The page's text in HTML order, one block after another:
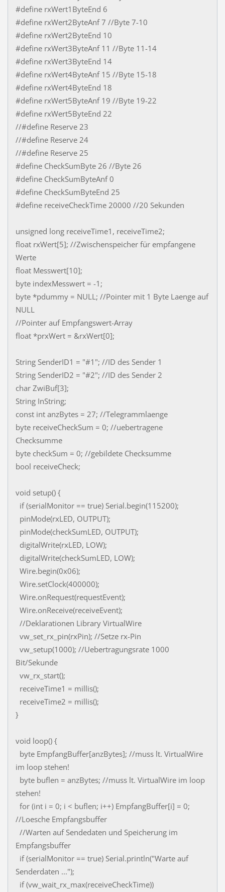
#define rxWert1ByteEnd 6
#define rxWert2ByteAnf 7 //Byte 7-10
#define rxWert2ByteEnd 10
#define rxWert3ByteAnf 11 //Byte 11-14
#define rxWert3ByteEnd 14
#define rxWert4ByteAnf 15 //Byte 15-18
#define rxWert4ByteEnd 18
#define rxWert5ByteAnf 19 //Byte 19-22
#define rxWert5ByteEnd 22
//#define Reserve 23
//#define Reserve 24
//#define Reserve 25
#define CheckSumByte 26 //Byte 26
#define CheckSumByteAnf 0
#define CheckSumByteEnd 25
#define receiveCheckTime 20000 //20 Sekunden
unsigned long receiveTime1, receiveTime2;
float rxWert[5]; //Zwischenspeicher für empfangene
Werte
float Messwert[10];
byte indexMesswert = -1;
byte *pdummy = NULL; //Pointer mit 1 Byte Laenge auf
NULL
//Pointer auf Empfangswert-Array
float *prxWert = &rxWert[0];
String SenderID1 = "#1"; //ID des Sender 1
String SenderID2 = "#2"; //ID des Sender 2
char ZwiBuf[3];
String InString;
const int anzBytes = 27; //Telegrammlaenge
byte receiveCheckSum = 0; //uebertragene
Checksumme
byte checkSum = 0; //gebildete Checksumme
bool receiveCheck;
void setup() {
if (serialMonitor == true) Serial.begin(115200);
pinMode(rxLED, OUTPUT);
pinMode(checkSumLED, OUTPUT);
digitalWrite(rxLED, LOW);
digitalWrite(checkSumLED, LOW);
Wire.begin(0x06);
Wire.setClock(400000);
Wire.onRequest(requestEvent);
Wire.onReceive(receiveEvent);
//Deklarationen Library VirtualWire
vw_set_rx_pin(rxPin); //Setze rx-Pin
vw_setup(1000); //Uebertragungsrate 1000
Bit/Sekunde
vw_rx_start();
receiveTime1 = millis();
receiveTime2 = millis();
}
void loop() {
byte EmpfangBuffer[anzBytes]; //muss lt. VirtualWire
im loop stehen!
byte buflen = anzBytes; //muss lt. VirtualWire im loop
stehen!
for (int i = 0; i < buflen; i++) EmpfangBuffer[i] = 0;
//Loesche Empfangsbuffer
//Warten auf Sendedaten und Speicherung im
Empfangsbuffer
if (serialMonitor == true) Serial.println("Warte auf
Senderdaten ...");
if (vw_wait_rx_max(receiveCheckTime))